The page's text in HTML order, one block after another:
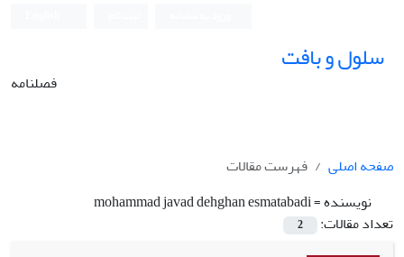
سلول و بافت
فصلنامه
صفحه اصلی
فهرست مقالات
نویسنده =mohammad javad dehghan esmatabadi
تعداد مقالات:
2